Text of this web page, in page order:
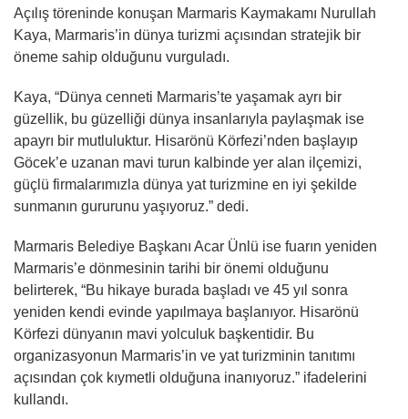
Açılış töreninde konuşan Marmaris Kaymakamı Nurullah
Kaya, Marmaris’in dünya turizmi açısından stratejik bir
öneme sahip olduğunu vurguladı.
Kaya, “Dünya cenneti Marmaris’te yaşamak ayrı bir
güzellik, bu güzelliği dünya insanlarıyla paylaşmak ise
apayrı bir mutluluktur. Hisarönü Körfezi’nden başlayıp
Göcek’e uzanan mavi turun kalbinde yer alan ilçemizi,
güçlü firmalarımızla dünya yat turizmine en iyi şekilde
sunmanın gururunu yaşıyoruz.” dedi.
Marmaris Belediye Başkanı Acar Ünlü ise fuarın yeniden
Marmaris’e dönmesinin tarihi bir önemi olduğunu
belirterek, “Bu hikaye burada başladı ve 45 yıl sonra
yeniden kendi evinde yapılmaya başlanıyor. Hisarönü
Körfezi dünyanın mavi yolculuk başkentidir. Bu
organizasyonun Marmaris’in ve yat turizminin tanıtımı
açısından çok kıymetli olduğuna inanıyoruz.” ifadelerini
kullandı.